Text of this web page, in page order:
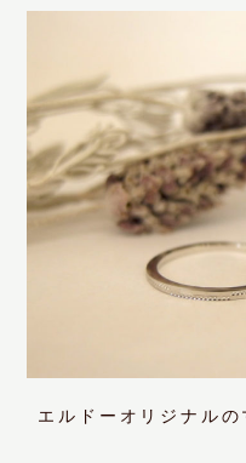
エルドーオリジナル